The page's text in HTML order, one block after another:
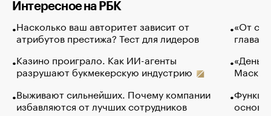
Интересное на РБК
Насколько ваш авторитет зависит от
атрибутов престижа? Тест для лидеров
Казино проиграло. Как ИИ-агенты
разрушают букмекерскую индустрию
Выживают сильнейших. Почему компании
избавляются от лучших сотрудников
«От
глава
Маск в
основ